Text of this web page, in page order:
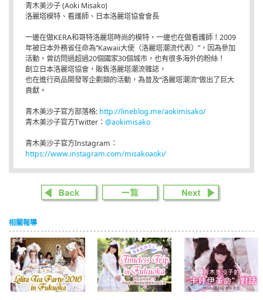
青木美沙子 (Aoki Misako)
洛麗塔模特、看護師、日本洛麗塔協會會長
一邊在做KERA和哥特洛麗塔時尚的模特，一邊也在做看護師！2009
年被日本外務省任命為“Kawaii大使（洛麗塔潮流代表）”，因為參加
活動，曾訪問過超過20個國家30個城市，也有很多海外的粉絲！
創立日本洛麗塔協會，販售洛麗塔潮流雜誌，
也在進行商品開發等企劃類的活動，為普及“洛麗塔潮流”做出了巨大
貢獻。
青木美沙子官方部落格: http://lineblog.me/aokimisako/
青木美沙子官方Twitter： @aokimisako
青木美沙子官方Instagram：
https://www.instagram.com/misakoaoki/
相關報導